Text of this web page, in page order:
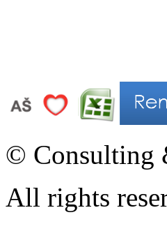
© Consulting
All rights